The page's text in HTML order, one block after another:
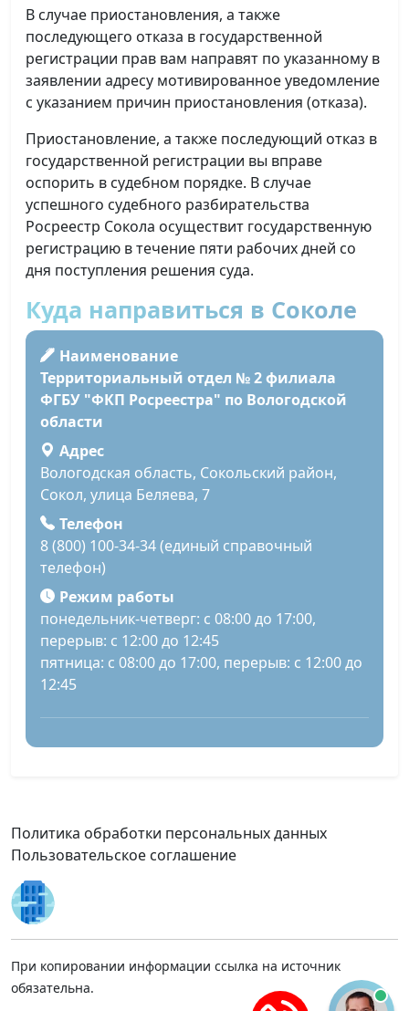
В случае приостановления, а также
последующего отказа в государственной
регистрации прав вам направят по указанному в
заявлении адресу мотивированное уведомление
с указанием причин приостановления (отказа).
Приостановление, а также последующий отказ в
государственной регистрации вы вправе
оспорить в судебном порядке. В случае
успешного судебного разбирательства
Росреестр Сокола осуществит государственную
регистрацию в течение пяти рабочих дней со
дня поступления решения суда.
Куда направиться в Соколе
Наименование
Территориальный отдел № 2 филиала
ФГБУ "ФКП Росреестра" по Вологодской
области
Адрес
Вологодская область, Сокольский район,
Сокол, улица Беляева, 7
Телефон
8 (800) 100-34-34 (единый справочный
телефон)
Режим работы
понедельник-четверг: с 08:00 до 17:00,
перерыв: с 12:00 до 12:45
пятница: с 08:00 до 17:00, перерыв: с 12:00 до
12:45
Политика обработки персональных данных
Пользовательское соглашение
При копировании информации ссылка на источник
обязательна.